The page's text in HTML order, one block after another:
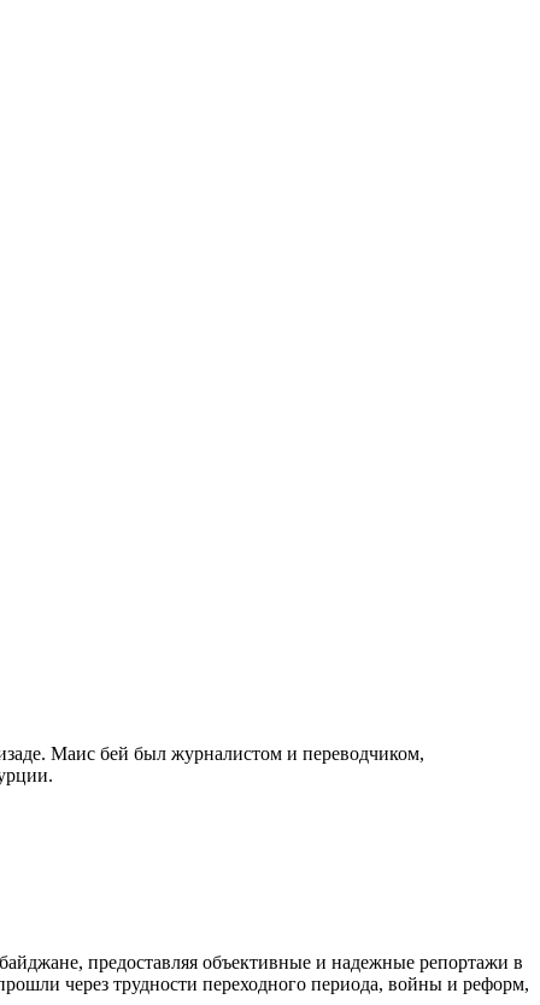
Маис бей был журналистом и переводчиком,
предоставляя объективные и надежные репортажи в
через трудности переходного периода, войны и реформ,